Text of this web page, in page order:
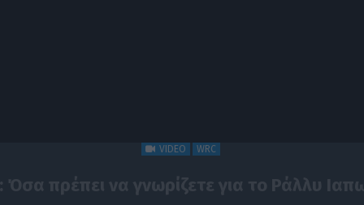
VIDEO WRC
Όσα πρέπει να γνωρίζετε για το Ράλλυ